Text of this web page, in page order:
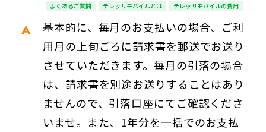
よくあるご質問 テレッサモバイルとは テレッサモバイルの費用
基本的に、毎月のお支払いの場合、ご利
用月の上旬ごろに請求書を郵送でお送り
させていただきます。毎月の引落の場合
は、請求書を別途お送りすることはあり
ませんので、引落口座にてご確認くださ
いませ。また、1年分を一括でのお支払